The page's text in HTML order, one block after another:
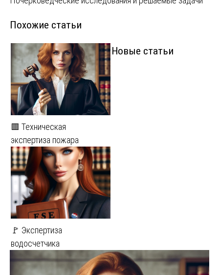
Похожие статьи
🟥 Техническая
экспертиза пожара
🚩 Экспертиза
водосчетчика
Новые статьи